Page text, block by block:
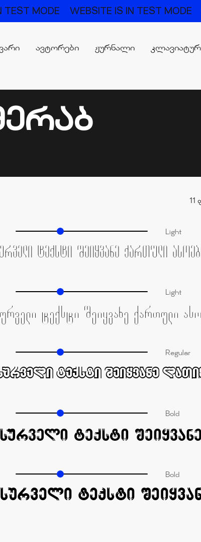
MODE WEBSITE IS IN TEST MODE
ავტორები ჟურნალი
11
Light
Light
Regular
Bold
Bold